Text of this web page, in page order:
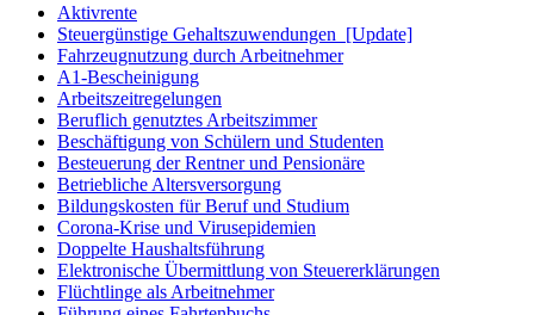
Aktivrente
Steuergünstige Gehaltszuwendungen [Update]
Fahrzeugnutzung durch Arbeitnehmer
A1-Bescheinigung
Arbeitszeitregelungen
Beruflich genutztes Arbeitszimmer
Beschäftigung von Schülern und Studenten
Besteuerung der Rentner und Pensionäre
Betriebliche Altersversorgung
Bildungskosten für Beruf und Studium
Corona-Krise und Virusepidemien
Doppelte Haushaltsführung
Elektronische Übermittlung von Steuererklärungen
Flüchtlinge als Arbeitnehmer